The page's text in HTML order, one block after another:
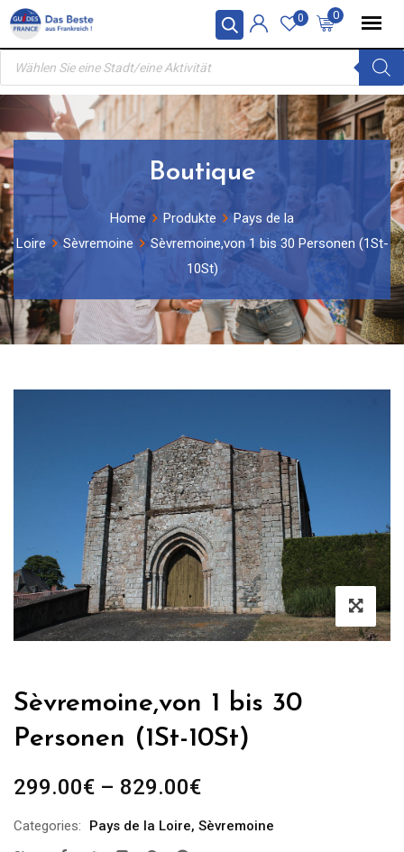
Skip
content
0
0
Products
search
Boutique
Home Produkte
Pays de la
Loire
Sèvremoine
Sèvremoine,von 1 bis 30 Personen (1St-
10St)
Sèvremoine,von 1 bis 30
Personen (1St-10St)
299.00€ – 829.00€Preisspanne:
bis
Categories: Pays de la Loire, Sèvremoine